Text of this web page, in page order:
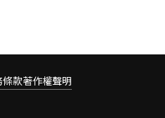
條款著作權聲明